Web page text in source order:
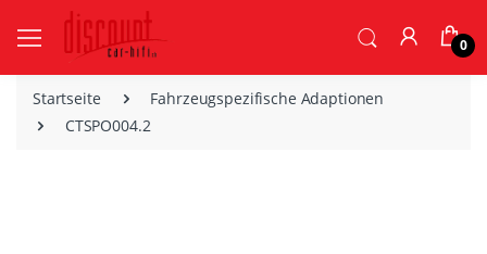
0
Startseite
Fahrzeugspezifische Adaptionen
CTSPO004.2